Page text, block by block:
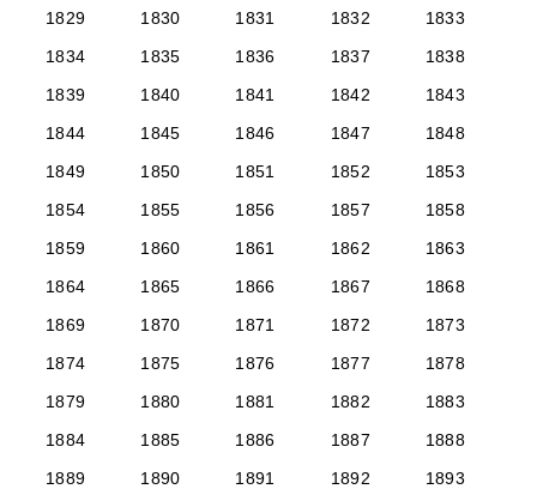
1829
1830 1831 1832
1833
1834
1835 1836 1837
1838
1839
1840 1841 1842
1843
1844
1845 1846 1847
1848
1849
1850 1851 1852
1853
1854
1855 1856 1857
1858
1859
1860 1861 1862
1863
1864
1865 1866 1867
1868
1869
1870 1871 1872
1873
1874
1875 1876 1877
1878
1879
1880 1881 1882
1883
1884
1885 1886 1887
1888
1889
1890 1891 1892
1893